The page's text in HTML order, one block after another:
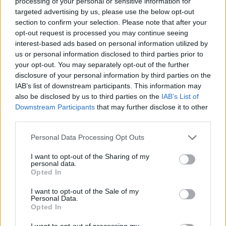
targeted advertising by us, please use the below opt-out
section to confirm your selection. Please note that after your
opt-out request is processed you may continue seeing
interest-based ads based on personal information utilized by
us or personal information disclosed to third parties prior to
your opt-out. You may separately opt-out of the further
disclosure of your personal information by third parties on the
IAB’s list of downstream participants. This information may
also be disclosed by us to third parties on the IAB’s List of
Downstream Participants that may further disclose it to other
Please note that this website/app uses one or more Google
not limited to your visit or usage behaviour. You may click to
grant or deny consent to Google and its third-party tags to
use your data for below specified purposes in below Google
consent section.
Personal Data Processing Opt Outs
I want to opt-out of the Sharing of my
personal data.
Opted In
I want to opt-out of the Sale of my
Personal Data.
Opted In
Appunti finali
La programmazione culturale e gli investimenti
mirano a lasciare un’impronta stabile: mostre come